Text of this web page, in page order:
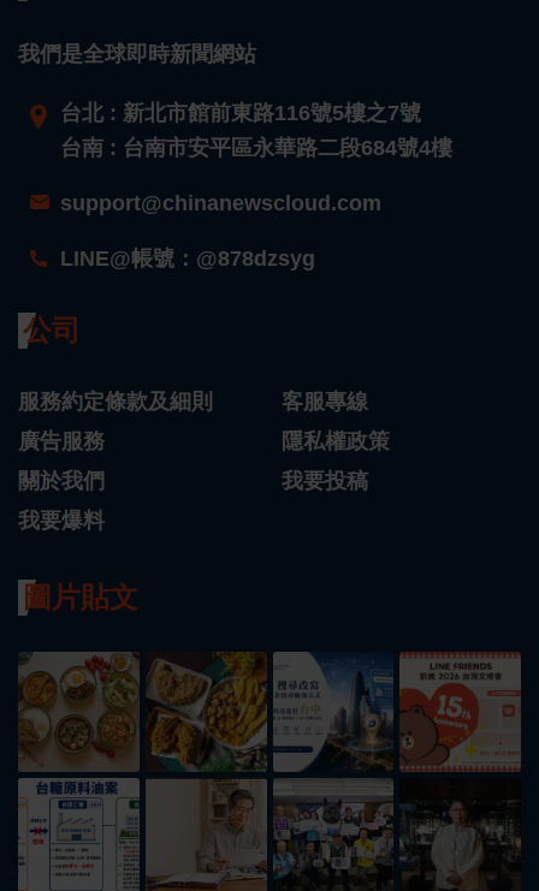
我們是全球即時新聞網站
台北 : 新北市館前東路116號5樓之7號
台南 : 台南市安平區永華路二段684號4樓
support@chinanewscloud.com
LINE@帳號：@878dzsyg
公司
服務約定條款及細則
客服專線
廣告服務
隱私權政策
關於我們
我要投稿
我要爆料
圖片貼文